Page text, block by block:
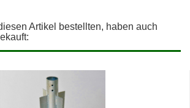
Artikel bestellten, haben auch